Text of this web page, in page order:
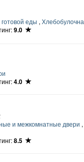
готовой еды ,
9.0
4.0
и межкомнатные двери ,
8.5